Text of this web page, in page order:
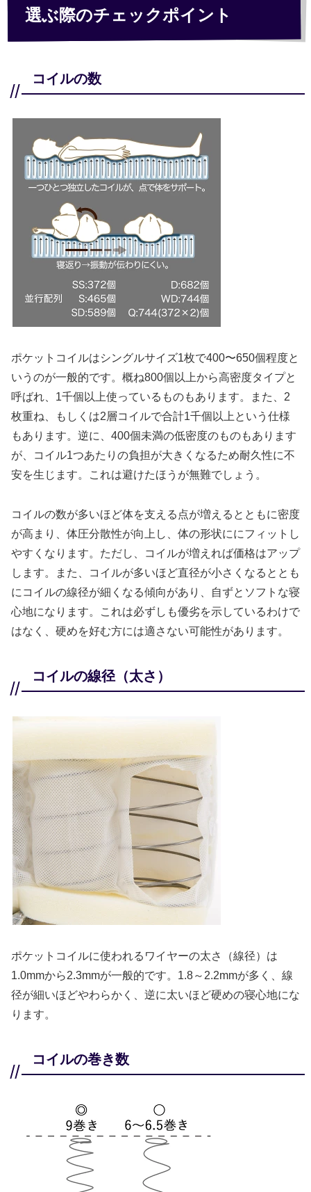
選ぶ際のチェックポイント
コイルの数
ポケットコイルはシングルサイズ1枚で400〜650個程度と
いうのが一般的です。概ね800個以上から高密度タイプと
呼ばれ、1千個以上使っているものもあります。また、2
枚重ね、もしくは2層コイルで合計1千個以上という仕様
もあります。逆に、400個未満の低密度のものもあります
が、コイル1つあたりの負担が大きくなるため耐久性に不
安を生じます。これは避けたほうが無難でしょう。
コイルの数が多いほど体を支える点が増えるとともに密度
が高まり、体圧分散性が向上し、体の形状ににフィットし
やすくなります。ただし、コイルが増えれば価格はアップ
します。また、コイルが多いほど直径が小さくなるととも
にコイルの線径が細くなる傾向があり、自ずとソフトな寝
心地になります。これは必ずしも優劣を示しているわけで
はなく、硬めを好む方には適さない可能性があります。
コイルの線径（太さ）
ポケットコイルに使われるワイヤーの太さ（線径）は
1.0mmから2.3mmが一般的です。1.8～2.2mmが多く、線
径が細いほどやわらかく、逆に太いほど硬めの寝心地にな
ります。
コイルの巻き数